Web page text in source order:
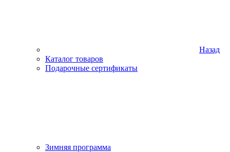
Назад
Каталог товаров
Подарочные сертификаты
Зимняя программа